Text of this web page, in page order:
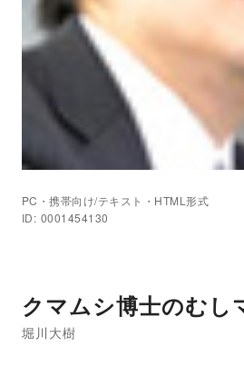
PC・携帯向け/テキスト・HTML形式
ID: 0001454130
クマムシ博士のむし
堀川大樹